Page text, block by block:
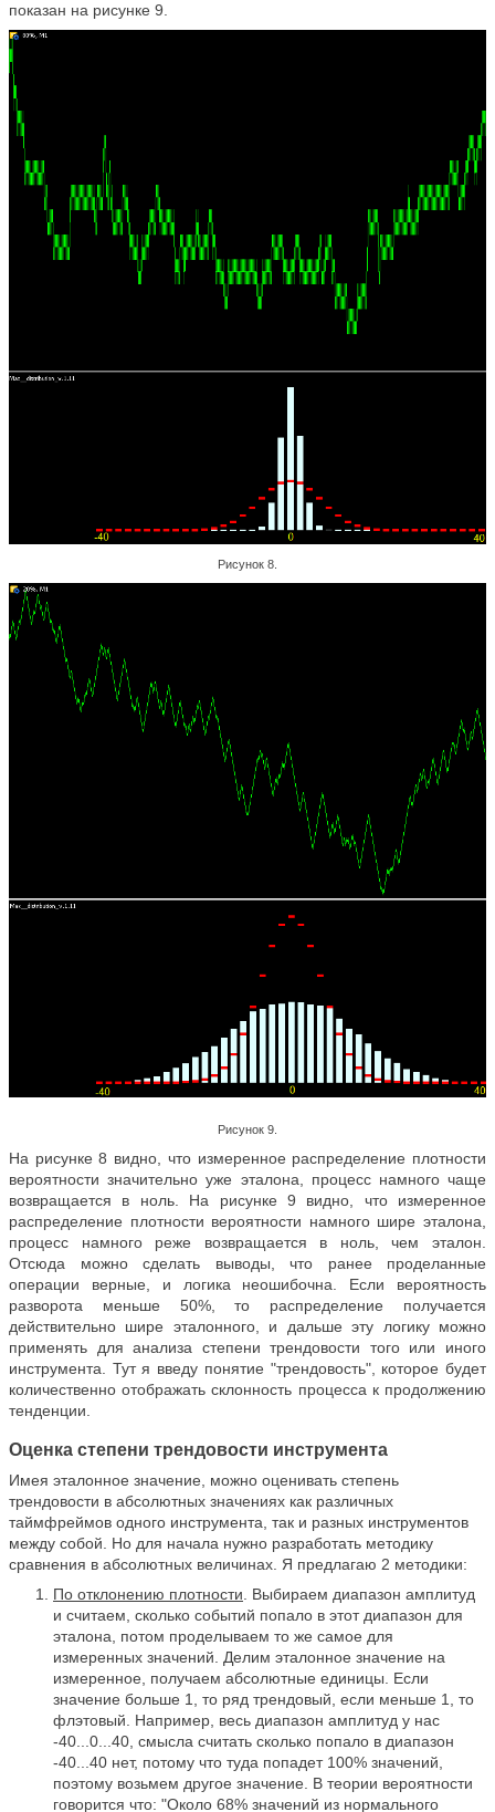
показан на рисунке 9.
Рисунок 8.
Рисунок 9.
На рисунке 8 видно, что измеренное распределение плотности
вероятности значительно уже эталона, процесс намного чаще
возвращается в ноль. На рисунке 9 видно, что измеренное
распределение плотности вероятности намного шире эталона,
процесс намного реже возвращается в ноль, чем эталон.
Отсюда можно сделать выводы, что ранее проделанные
операции верные, и логика неошибочна. Если вероятность
разворота меньше 50%, то распределение получается
действительно шире эталонного, и дальше эту логику можно
применять для анализа степени трендовости того или иного
инструмента. Тут я введу понятие "трендовость", которое будет
количественно отображать склонность процесса к продолжению
тенденции.
Оценка степени трендовости инструмента
Имея эталонное значение, можно оценивать степень
трендовости в абсолютных значениях как различных
таймфреймов одного инструмента, так и разных инструментов
между собой. Но для начала нужно разработать методику
сравнения в абсолютных величинах. Я предлагаю 2 методики:
По отклонению плотности . Выбираем диапазон амплитуд
и считаем, сколько событий попало в этот диапазон для
эталона, потом проделываем то же самое для
измеренных значений. Делим эталонное значение на
измеренное, получаем абсолютные единицы. Если
значение больше 1, то ряд трендовый, если меньше 1, то
флэтовый. Например, весь диапазон амплитуд у нас
-40...0...40, смысла считать сколько попало в диапазон
-40...40 нет, потому что туда попадет 100% значений,
поэтому возьмем другое значение. В теории вероятности
говорится что: "Около 68% значений из нормального